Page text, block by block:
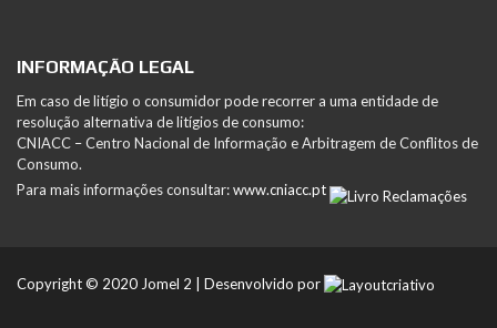
INFORMAÇÃO LEGAL
Em caso de litígio o consumidor pode recorrer a uma entidade de
resolução alternativa de litígios de consumo:
CNIACC – Centro Nacional de Informação e Arbitragem de Conflitos de
Consumo.
Para mais informações consultar:www.cniacc.pt
Copyright © 2020 Jomel 2 | Desenvolvido por